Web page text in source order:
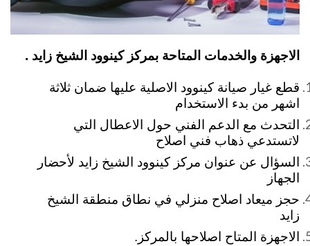
الاجهزة والخدمات المتاحة بمركز كينوود الشيخ زايد .
قطع غيار صيانة كينوود الاصلية عليها ضمان ثلاثة
اشهر من بدء الاستخدام
التحدث مع الدعم الفني حول الاعطال التي
لاتستدعي ذهاب فني اصلاح
السؤال عن عنوان مركز كينوود الشيخ زايد لأحضار
الجهاز
حجز ميعاد اصلاح منزلي في نطاق منطقة الشيخ
زايد
الاجهزة المتاح اصلاحها بالمركز.